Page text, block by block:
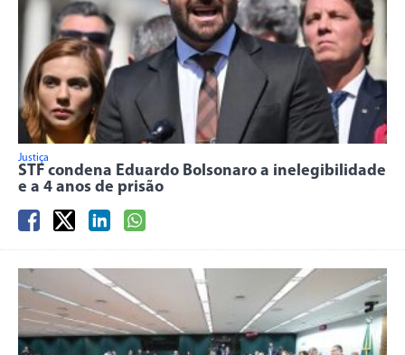
Justiça
STF condena Eduardo Bolsonaro a inelegibilidade
e a 4 anos de prisão